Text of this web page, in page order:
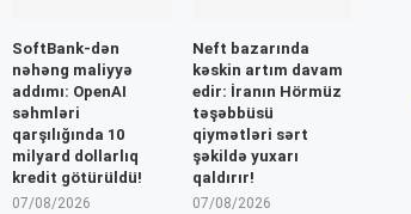
SoftBank-dən
nəhəng maliyyə
addımı: OpenAI
səhmləri
qarşılığında 10
milyard dollarlıq
kredit götürüldü!
07/08/2026
Neft bazarında
kəskin artım davam
edir: İranın Hörmüz
təşəbbüsü
qiymətləri sərt
şəkildə yuxarı
qaldırır!
07/08/2026